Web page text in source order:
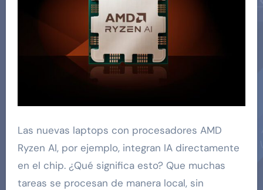
Las nuevas laptops con procesadores AMD
Ryzen AI, por ejemplo, integran IA directamente
en el chip. ¿Qué significa esto? Que muchas
tareas se procesan de manera local, sin